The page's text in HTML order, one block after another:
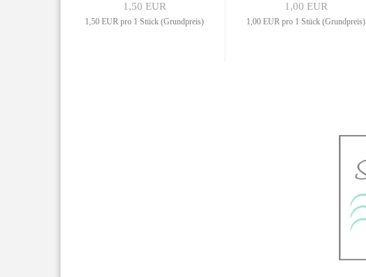
1,50 EUR
1,50 EUR pro 1 Stück (Grundpreis)
1,00 EUR
1,00 EUR pro 1 Stück (Grundpreis)